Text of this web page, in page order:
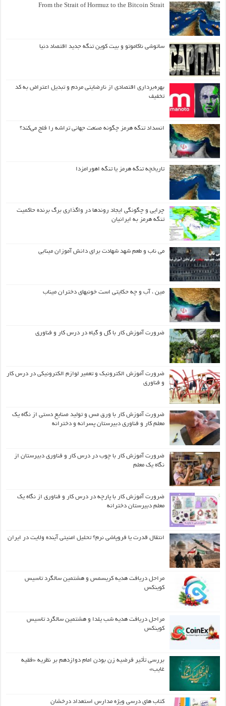
From the Strait of Hormuz to the Bitcoin Strait
ساتوشی ناکاموتو و بیت کوین تنگه جدید اقتصاد دنیا
بهره‌برداری اقتصادی از نارضایتی مردم و تبدیل اعتراض به کد
تخفیف
انسداد تنگه هرمز چگونه صنعت جهانی تراشه را فلج می‌کند؟
تاریخچه تنگه هرمز یا تنگه اهورامزدا
چرایی و چگونگی ایجاد روندها در واگذاری برگ برنده حاکمیت
تنگه هرمز به ایرانیان
می ناب و طعم شهد شهادت برای دانش آموزان مینابی
مین ، آب و چه حکایتی است خونبهای دختران میناب
ضرورت آموزش کار با گل و گیاه در درس کار و فناوری
ضرورت آموزش الکترونیک و تعمیر لوازم الکترونیکی در درس کار
و فناوری
ضرورت آموزش کار با ورق مس و تولید صنایع دستی از نگاه یک
معلم کار و فناوری دبیرستان پسرانه و دخترانه
ضرورت آموزش کار با چوب در درس کار و فناوری دبیرستان از
نگاه یک معلم
ضرورت آموزش کار با پارچه در درس کار و فناوری از نگاه یک
معلم دبیرستان دخترانه
انتقال قدرت یا فروپاشی نرم؟ تحلیل امنیتی آینده ولایت در ایران
مراحل دریافت هدیه کریسمس و هشتمین سالگرد تاسیس
کوینکس
مراحل دریافت هدیه شب یلدا و هشتمین سالگرد تاسیس
کوینکس
بررسی تأثیر فرضیه زن بودن امام دوازدهم بر نظریه «فقیه
غایب»
کتاب های درسی ویژه مدارس استعداد درخشان